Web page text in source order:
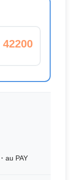
42200
au PAY